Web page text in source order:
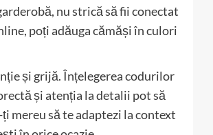
nu strică să fii conectat
poți adăuga cămăși în culori
și grijă. Înțelegerea codurilor
și atenția la detalii pot să
mereu să te adaptezi la context